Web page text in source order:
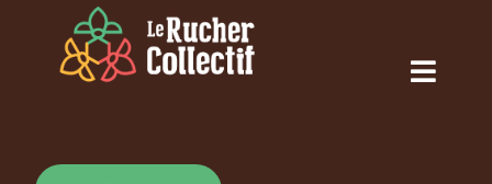
content
Toggle
ACCUEIL